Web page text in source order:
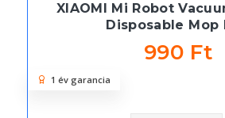
XIAOMI Mi Robot
Disposable Mop
990 Ft
1 év garancia